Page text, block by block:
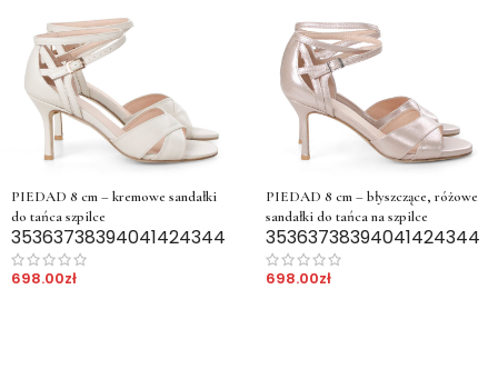
PIEDAD 8 cm – kremowe sandałki
do tańca szpilce
35363738394041424344
698.00zł
PIEDAD 8 cm – błyszczące, różowe
sandałki do tańca na szpilce
35363738394041424344
698.00zł